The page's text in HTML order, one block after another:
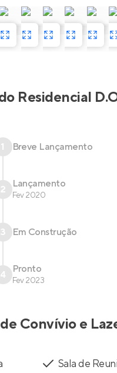
Residencial
1 Breve Lançamento
2 Lançamento
Fev 2020
3 Em Construção
4 Pronto
Fev 2023
Convívio e
Sala de